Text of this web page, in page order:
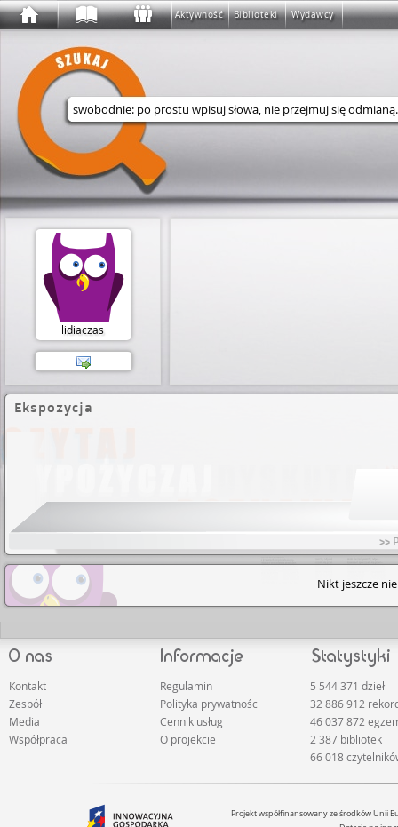
Aktywność Biblioteki Wydawcy
Wyszukaj w serwisie
lidiaczas
Ekspozycja
>>
Nikt jeszcze
Kontakt
Zespół
Media
Współpraca
Regulamin
Polityka prywatności
Cennik usług
O projekcie
5 544 371 dzieł
32 886 912
46 037 872
2 387 bibliotek
66 018
Projekt współfinansowany ze środków Unii